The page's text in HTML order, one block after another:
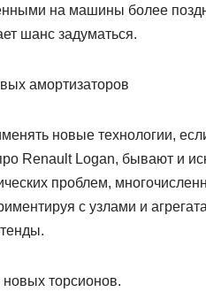
на машины более
шанс задуматься.
амортизаторов
новые технологии,
Renault Logan, бывают и
проблем,
с узлами и
торсионов.